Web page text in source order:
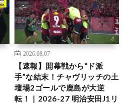
2026.08.07
【速報】開幕戦から“ド派
手”な結末！チャヴリッチの土
壇場2ゴールで鹿島が大逆
転！｜2026-27 明治安田J1リ